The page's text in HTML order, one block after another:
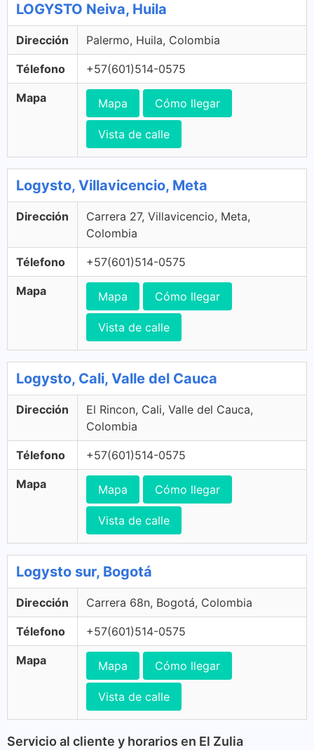
LOGYSTO Neiva, Huila
Dirección Palermo, Huila, Colombia
Télefono +57(601)514-0575
Mapa Mapa Cómo llegar
Vista de calle
Logysto, Villavicencio, Meta
Dirección
Carrera 27, Villavicencio, Meta,
Colombia
Télefono +57(601)514-0575
Mapa Mapa Cómo llegar
Vista de calle
Logysto, Cali, Valle del Cauca
Dirección
El Rincon, Cali, Valle del Cauca,
Colombia
Télefono +57(601)514-0575
Mapa Mapa Cómo llegar
Vista de calle
Logysto sur, Bogotá
Dirección Carrera 68n, Bogotá, Colombia
Télefono +57(601)514-0575
Mapa Mapa Cómo llegar
Vista de calle
Servicio al cliente y horarios en El Zulia